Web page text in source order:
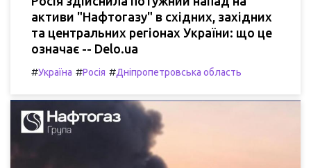
активи "Нафтогазу" в східних, західних
та центральних регіонах України: що це
означає -- Delo.ua
#Україна #Росія #Дніпропетровська область